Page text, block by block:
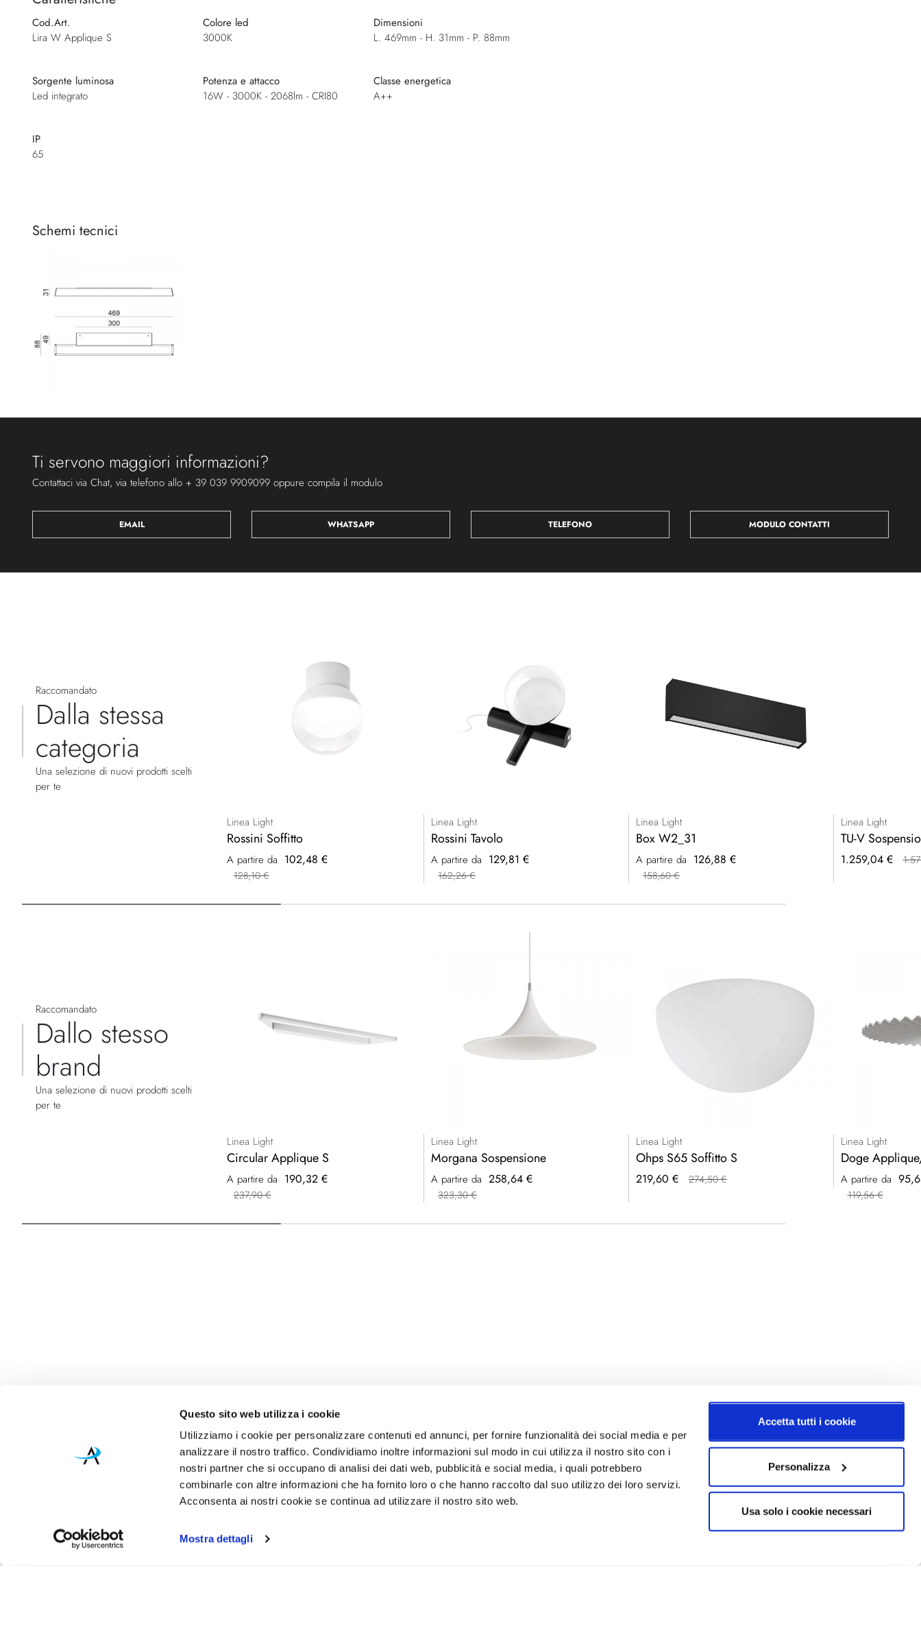
Questo sito web utilizza i cookie
Utilizziamo i cookie per personalizzare contenuti ed annunci, per fornire funzionalità dei social media e per
analizzare il nostro traffico. Condividiamo inoltre informazioni sul modo in cui utilizza il nostro sito con i
nostri partner che si occupano di analisi dei dati web, pubblicità e social media, i quali potrebbero
combinarle con altre informazioni che ha fornito loro o che hanno raccolto dal suo utilizzo dei loro servizi.
Acconsenta ai nostri cookie se continua ad utilizzare il nostro sito web.
Mostra dettagli
Accetta tutti i cookie
Personalizza
Usa solo i cookie necessari
Cod.Art.
Lira W Applique S
Colore led
3000K
Dimensioni
L. 469mm - H. 31mm - P. 88mm
Sorgente luminosa
Led integrato
Potenza e attacco
16W - 3000K - 2068lm - CRI80
Classe energetica
A++
IP
65
Schemi tecnici
Ti servono maggiori informazioni?
Contattaci via Chat, via telefono allo + 39 039 9909099 oppure compila il modulo
EMAIL WHATSAPP TELEFONO MODULO CONTATTI
Raccomandato
Dalla stessa
categoria
Una selezione di nuovi prodotti scelti
per te
Linea Light
Rossini Soffitto
A partire da 102,48 €
128,10 €
Linea Light
Rossini Tavolo
A partire da 129,81 €
162,26 €
Linea Light
Box W2_31
A partire da 126,88 €
158,60 €
Linea Light
TU-V
Prezzo
1.259,04 €
Raccomandato
Dallo stesso
brand
Una selezione di nuovi prodotti scelti
per te
Linea Light
Circular Applique S
A partire da 190,32 €
237,90 €
Linea Light
Morgana Sospensione
A partire da 258,64 €
323,30 €
Linea Light
Ohps S65 Soffitto S
Prezzo
219,60 € 274,50 €
Linea Light
Doge
A partire da
119,56 €